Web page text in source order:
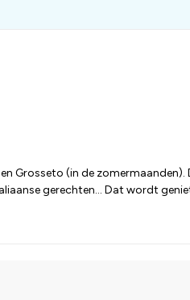
Grosseto (in de
gerechten... Dat wordt